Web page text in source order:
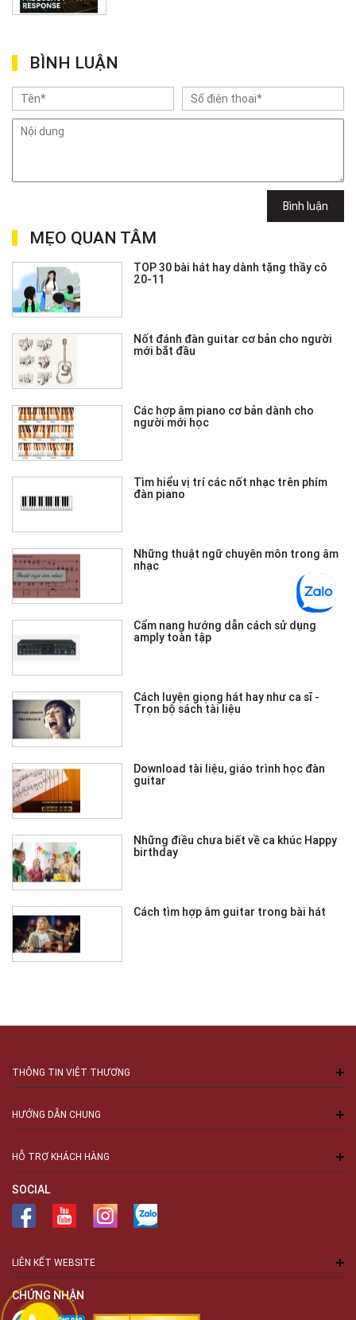
BÌNH LUẬN
Bình luận
MẸO QUAN TÂM
TOP 30 bài hát hay dành tặng thầy cô
20-11
Nốt đánh đàn guitar cơ bản cho người
mới bắt đầu
Các hợp âm piano cơ bản dành cho
người mới học
Tìm hiểu vị trí các nốt nhạc trên phím
đàn piano
Những thuật ngữ chuyên môn trong âm
nhạc
Cẩm nang hướng dẫn cách sử dụng
amply toàn tập
Cách luyện giọng hát hay như ca sĩ -
Trọn bộ sách tài liệu
Download tài liệu, giáo trình học đàn
guitar
Những điều chưa biết về ca khúc Happy
birthday
Cách tìm hợp âm guitar trong bài hát
THÔNG TIN VIỆT THƯƠNG
HƯỚNG DẪN CHUNG
HỖ TRỢ KHÁCH HÀNG
SOCIAL
LIÊN KẾT WEBSITE
CHỨNG NHẬN